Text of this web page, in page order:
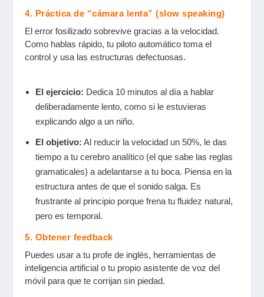
4. Práctica de “cámara lenta” (slow speaking)
El error fosilizado sobrevive gracias a la velocidad.
Como hablas rápido, tu piloto automático toma el
control y usa las estructuras defectuosas.
El ejercicio: Dedica 10 minutos al día a hablar
deliberadamente lento, como si le estuvieras
explicando algo a un niño.
El objetivo: Al reducir la velocidad un 50%, le das
tiempo a tu cerebro analítico (el que sabe las reglas
gramaticales) a adelantarse a tu boca. Piensa en la
estructura antes de que el sonido salga. Es
frustrante al principio porque frena tu fluidez natural,
pero es temporal.
5. Obtener feedback
Puedes usar a tu profe de inglés, herramientas de
inteligencia artificial o tu propio asistente de voz del
móvil para que te corrijan sin piedad.